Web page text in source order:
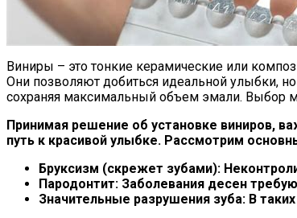
Виниры – это тонкие керамические или
Они позволяют добиться идеальной улыбки,
сохраняя максимальный объем эмали. Выбор
Принимая решение об установке виниров,
путь к красивой улыбке. Рассмотрим
Бруксизм (скрежет зубами):
Пародонтит: Заболевания десен
Значительные разрушения зуба: В